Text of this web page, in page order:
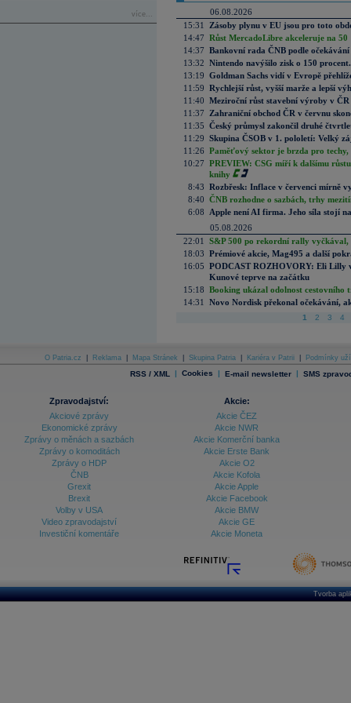
více...
06.08.2026
15:31
Zásoby plynu v EU jsou pro toto
14:47 Růst MercadoLibre akceleruje na
14:37 Bankovní rada ČNB podle
13:32 Nintendo navýšilo zisk o 150
13:19 Goldman Sachs vidí v Evropě
11:59 Rychlejší růst, vyšší marže a lepší
11:40 Meziroční růst stavební výroby v
11:37
Zahraniční obchod ČR v červnu
11:35 Český průmysl zakončil druhé
11:29 Skupina ČSOB v 1. pololetí: Velký
11:26 Paměťový sektor je brzda pro techy,
10:27 PREVIEW: CSG míří k dalšímu
knihy
8:43 Rozbřesk: Inflace v červenci mírně
8:40 ČNB rozhodne o sazbách, trhy
6:08
Apple není AI firma. Jeho síla stojí
05.08.2026
22:01
S&P 500 po rekordní rally vyčkával,
18:03 Prémiové akcie, Mag495 a další
16:05 PODCAST ROZHOVORY: Eli Lilly
Kunové teprve na začátku
15:18 Booking ukázal odolnost cestovního
14:31
Novo Nordisk překonal očekávání,
1 2 3 4
O Patria.cz Reklama Mapa Stránek Skupina Patria Kariéra v Patrii Podmínky
RSS / XML | Cookies | E-mail newsletter | SMS
Zpravodajství:
Akciové zprávy
Ekonomické zprávy
Zprávy o měnách a sazbách
Zprávy o komoditách
Zprávy o HDP
ČNB
Grexit
Brexit
Volby v USA
Video zpravodajství
Investiční komentáře
Akcie:
Akcie ČEZ
Akcie NWR
Akcie Komerční banka
Akcie Erste Bank
Akcie O2
Akcie Kofola
Akcie Apple
Akcie Facebook
Akcie BMW
Akcie GE
Akcie Moneta
Tvorba